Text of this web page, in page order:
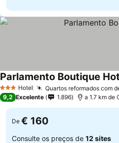
3 EstrelasHotel Quartos reformados com
Parlamento Boutique
9,2 Excelente 1.896 a 1.7 km de
De € 160
Consulte os preços de 12 sites